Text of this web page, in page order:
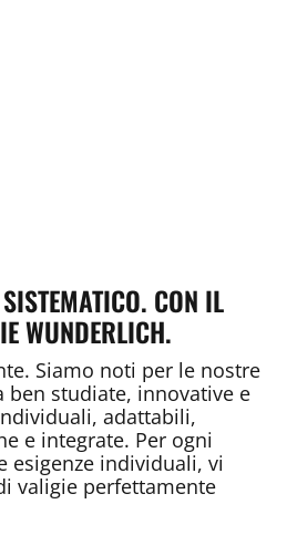
CON IL
WUNDERLICH.
Siamo noti per le nostre
ben studiate, innovative e
adattabili,
e integrate. Per ogni
esigenze individuali, vi
valigie perfettamente